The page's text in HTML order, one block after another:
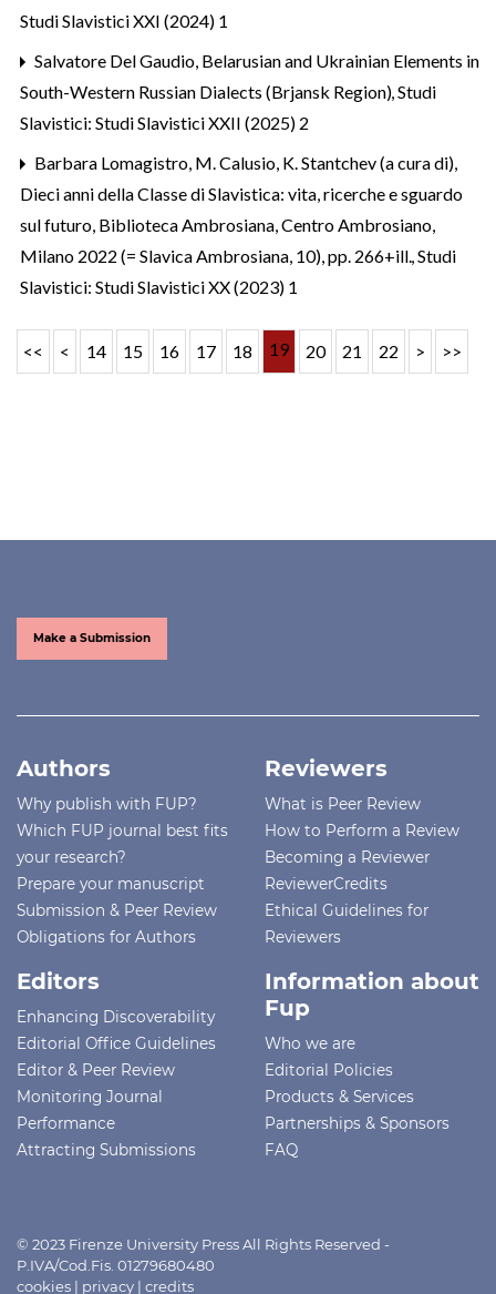
Studi Slavistici XXI (2024) 1
Salvatore Del Gaudio, Belarusian and Ukrainian Elements in
South-Western Russian Dialects (Brjansk Region),Studi
Slavistici: Studi Slavistici XXII (2025) 2
Barbara Lomagistro, M. Calusio, K. Stantchev (a cura di),
Dieci anni della Classe di Slavistica: vita, ricerche e sguardo
sul futuro, Biblioteca Ambrosiana, Centro Ambrosiano,
Milano 2022 (= Slavica Ambrosiana, 10), pp. 266+ill.,Studi
Slavistici: Studi Slavistici XX (2023) 1
<< < 14 15 16 17 18 19 20 21 22 > >>
Make a Submission
Authors
Why publish with FUP?
Which FUP journal best fits
your research?
Prepare your manuscript
Submission & Peer Review
Obligations for Authors
Reviewers
What is Peer Review
How to Perform a Review
Becoming a Reviewer
ReviewerCredits
Ethical Guidelines for
Reviewers
Editors
Enhancing Discoverability
Editorial Office Guidelines
Editor & Peer Review
Monitoring Journal
Performance
Attracting Submissions
Information about
Fup
Who we are
Editorial Policies
Products & Services
Partnerships & Sponsors
FAQ
© 2023 Firenze University Press All Rights Reserved -
P.IVA/Cod.Fis. 01279680480
cookies | privacy | credits